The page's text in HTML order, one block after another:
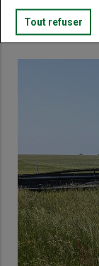
VOUS
Tout refuser